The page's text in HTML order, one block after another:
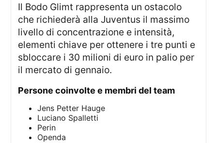
Il Bodo Glimt rappresenta un ostacolo
che richiederà alla Juventus il massimo
livello di concentrazione e intensità,
elementi chiave per ottenere i tre punti e
sbloccare i 30 milioni di euro in palio per
il mercato di gennaio.
persone coinvolte e membri del team
Jens Petter Hauge
Luciano Spalletti
Perin
Openda